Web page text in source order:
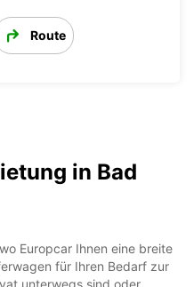
Route
in Bad
Europcar Ihnen eine breite
für Ihren Bedarf zur
unterwegs sind oder